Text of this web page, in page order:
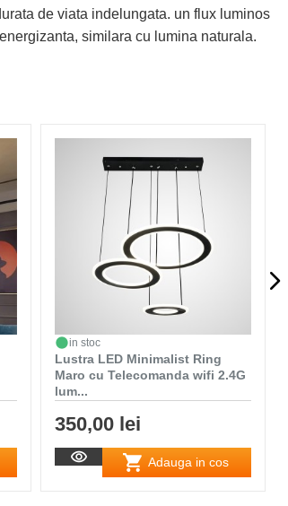
de viata indelungata. un flux luminos
similara cu lumina naturala.
in stoc
Lustra LED Minimalist Ring
Maro cu Telecomanda wifi 2.4G
lum...
350,00 lei
Adauga in cos